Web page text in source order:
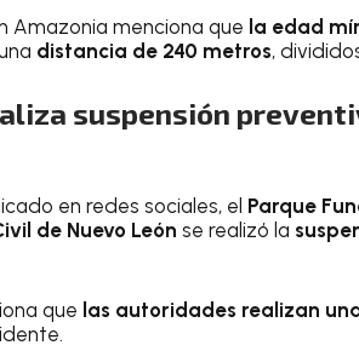
Amazonia menciona que la edad
distancia de 240 metros,
suspensión
en redes sociales, el Parque
de Nuevo León se realizó la
que las autoridades realizan